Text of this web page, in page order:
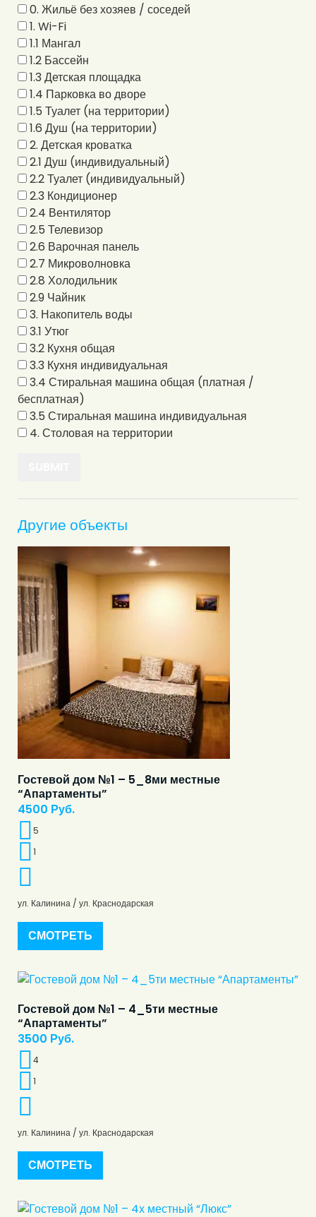
0. Жильё без хозяев / соседей
1. Wi-Fi
1.1 Мангал
1.2 Бассейн
1.3 Детская площадка
1.4 Парковка во дворе
1.5 Туалет (на территории)
1.6 Душ (на территории)
2. Детская кроватка
2.1 Душ (индивидуальный)
2.2 Туалет (индивидуальный)
2.3 Кондиционер
2.4 Вентилятор
2.5 Телевизор
2.6 Варочная панель
2.7 Микроволновка
2.8 Холодильник
2.9 Чайник
3. Накопитель воды
3.1 Утюг
3.2 Кухня общая
3.3 Кухня индивидуальная
3.4 Стиральная машина общая (платная /
бесплатная)
3.5 Стиральная машина индивидуальная
4. Столовая на территории
Другие объекты
Гостевой дом №1 – 5_8ми местные
“Апартаменты”
4500 Руб.
5
1
ул. Калинина / ул. Краснодарская
СМОТРЕТЬ
Гостевой дом №1 – 4_5ти местные
“Апартаменты”
3500 Руб.
4
1
ул. Калинина / ул. Краснодарская
СМОТРЕТЬ